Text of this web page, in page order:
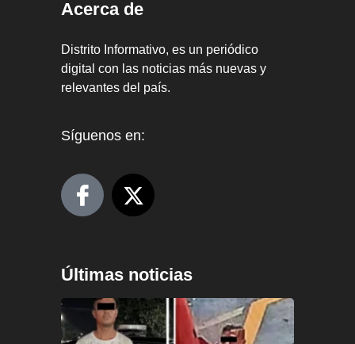
Acerca de
Distrito Informativo, es un periódico
digital con las noticias más nuevas y
relevantes del país.
Síguenos en:
Últimas noticias